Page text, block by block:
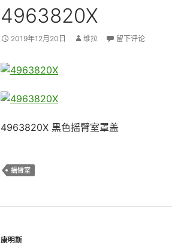
4963820X
2019年12月20日 维拉 留下评论
4963820X 黑色摇臂室罩盖
摇臂室
康明斯